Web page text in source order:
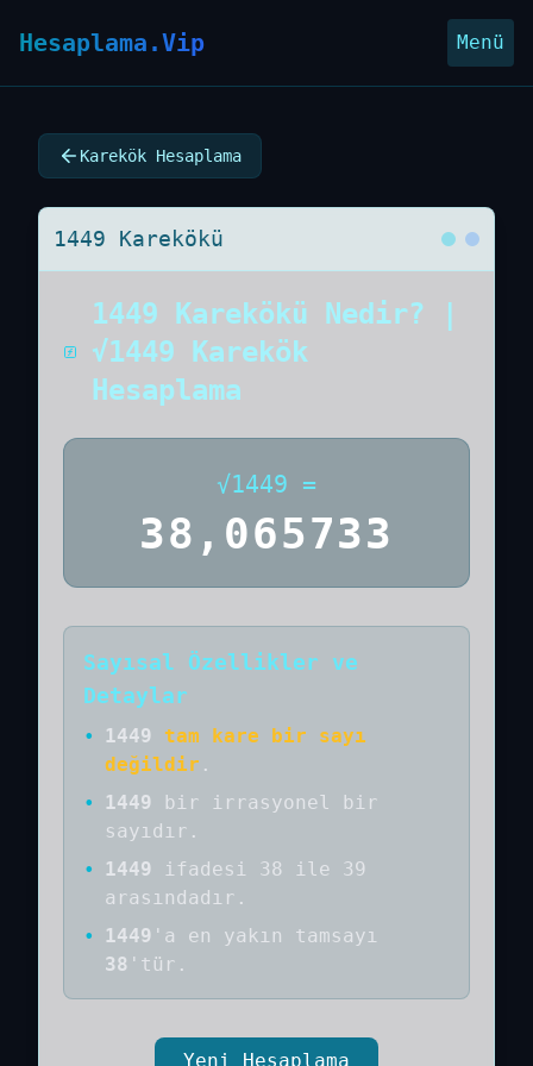
Hesaplama.Vip Menü
Karekök Hesaplama
1449 Karekökü
1449 Karekökü Nedir? |
√1449 Karekök
Hesaplama
√1449 =
38,065733
Sayısal Özellikler ve
Detaylar
• 1449
tam kare bir sayı
değildir .
•
1449 bir
irrasyonel bir
sayıdır .
•
1449
ifadesi 38 ile 39
arasındadır.
•
1449 'a en yakın tamsayı
38 'tür.
Yeni Hesaplama